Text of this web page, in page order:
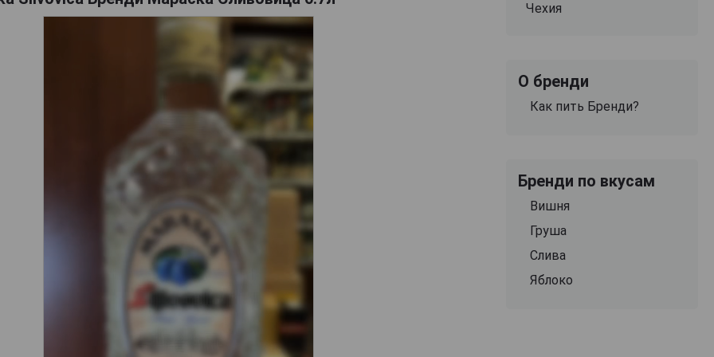
Чехия
О бренди
Как пить Бренди?
Бренди по вкусам
Вишня
Груша
Слива
Яблоко